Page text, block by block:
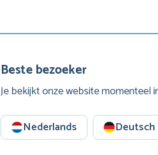
Beste bezoeker
Je bekijkt onze website momenteel
Nederlands Deutsch